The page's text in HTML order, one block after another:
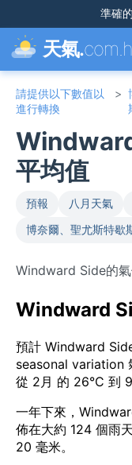
準確
天氣.
請提供以下數值以
進行轉換
>
平均值
預報 八月天氣
博奈爾、聖尤斯特歇
Windward Side的氣
Windward
預計 Windward
seasonal variation
從 2月 的 26°C 到
一年下來，
佈在大約 124 個雨
20 毫米。